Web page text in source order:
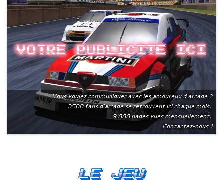
Votre publicite ici
Vous voulez communiquer avec les amoureux d'arcade ?
3500 fans d'arcade se retrouvent ici chaque mois.
9 000 pages vues mensuellement.
Contactez-nous !
Le Jeu